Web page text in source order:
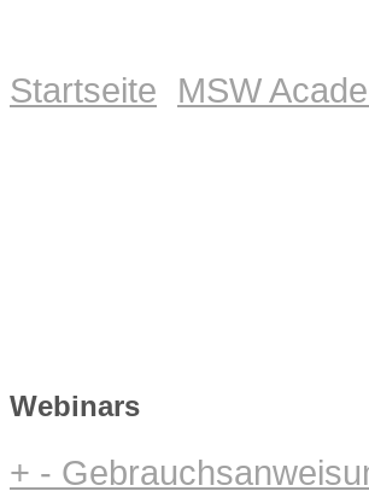
Startseite MSW
Webinars
+ -